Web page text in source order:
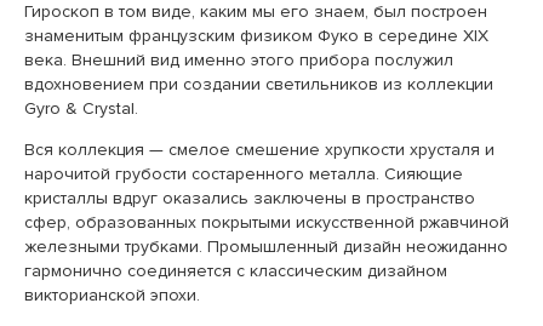
Гироскоп в том виде, каким мы его знаем, был построен
знаменитым французским физиком Фуко в середине XIX
века. Внешний вид именно этого прибора послужил
вдохновением при создании светильников из коллекции
Gyro & Crystal.
Вся коллекция — смелое смешение хрупкости хрусталя и
нарочитой грубости состаренного металла. Сияющие
кристаллы вдруг оказались заключены в пространство
сфер, образованных покрытыми искусственной ржавчиной
железными трубками. Промышленный дизайн неожиданно
гармонично соединяется с классическим дизайном
викторианской эпохи.